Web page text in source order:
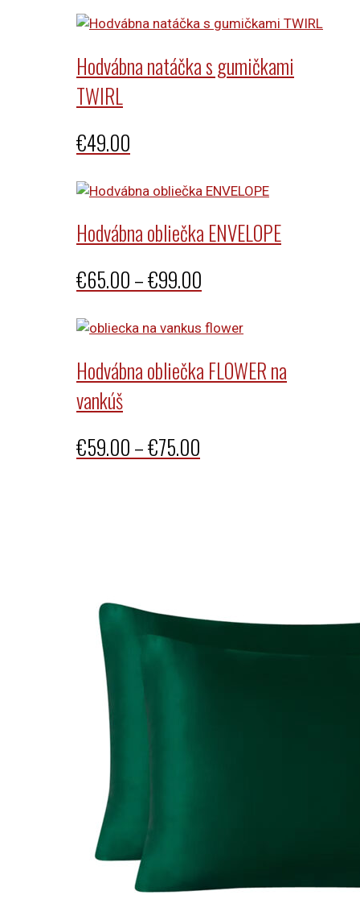
Hodvábna natáčka s gumičkami
TWIRL
€49.00
Hodvábna obliečka ENVELOPE
€65.00–€99.00
€65.00
through
Hodvábna obliečka FLOWER na
vankúš
€59.00–€75.00